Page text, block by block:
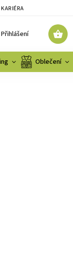
KARIÉRA
Přihlášení
Oblečení